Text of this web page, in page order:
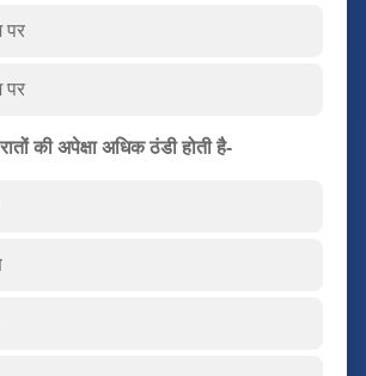
पर
पर
की अपेक्षा अधिक ठंडी होती है-